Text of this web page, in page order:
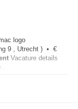
logo
9 , Utrecht ) • €
Vacature details